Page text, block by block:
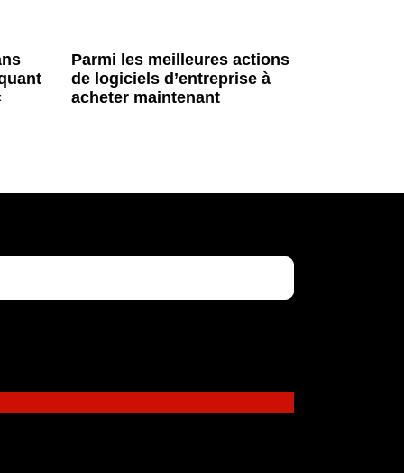
Parmi les meilleures actions
de logiciels d’entreprise à
acheter maintenant